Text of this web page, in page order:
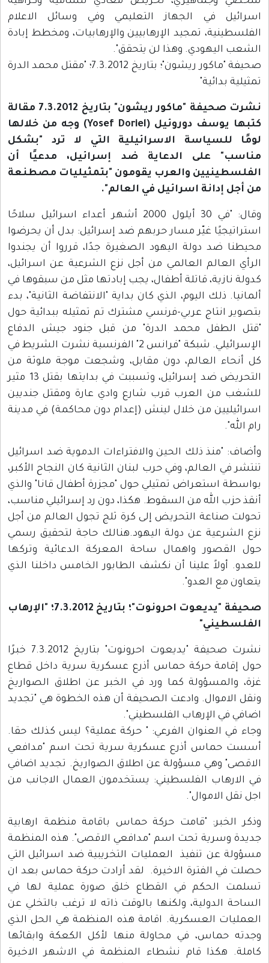
اسرائيل في الجهاز التعليمي وفي وسائل الاعلام
الفلسطينية، تمجيد الإرهابيين والإرهابيات، ومخطط إبادة
الشعب اليهودي. وهذا لن يتحقق".
صحيفة "ماكور ريشون"؛ بتاريخ 7.3.2012؛ "مقتل محمد الدرة
تمثيلية بدائية"
نشرت صحيفة "ماكور ريشون" بتاريخ 7.3.2012 مقالة
كتبها يوسف دوروئيل (Yosef Doriel) وجه من خلالها
لومًا للسياسة الاسرائيلية التي لا ترد "بشكل
مناسب" على الدعاية ضد إسرائيل، مدعيًا أن
الفلسطينيين والعرب يقومون "بتمثيليات مصطنعة
من أجل إدانة اسرائيل في العالم".
وقال: "في 30 أيلول 2000 أشهر أعداء اسرائيل سلاحًا
استراتيجيًا غيّر مسار حربهم ضد إسرائيل: بدل أن يحرضوا
محيطنا ضد دولة اليهود الصغيرة جدًا، قرروا أن يجندوا
الرأي العالم العالمي من أجل نزع الشرعية عن اسرائيل،
كدولة نازية، قاتلة أطفال، يجب إبادتها مثل من سبقوها في
ألمانيا. ذلك اليوم، الذي كان بداية "الانتفاضة الثانية"، بدء
بتصوير انتاج عربي-فرنسي مشترك تم تمثيله ببدائية حول
"قتل الطفل محمد الدرة" من قبل جنود جيش الدفاع
الإسرائيلي. شبكة "فرانس 2" الفرنسية نشرت الشريط في
كل أنحاء العالم، دون مقابل، وشجعت موجة ملوثة من
التحريض ضد إسرائيل، وتسببت في بدايتها بقتل 13 مثير
للشغب من العرب قرب شارع وادي عارة ومقتل جنديين
اسرائيليين من خلال لينش (إعدام دون محاكمة) في مدينة
رام الله".
وأضاف: "منذ ذلك الحين والافتراءات الدموية ضد اسرائيل
تنتشر في العالم، وفي حرب لبنان الثانية كان النجاح الأكبر،
بواسطة استعراض تمثيلي حول "مجزرة أطفال قانا" والذي
أنقذ حزب الله من السقوط. هكذا، دون رد إسرائيلي مناسب،
تحولت صناعة التحريض إلى كرة ثلج تجول العالم من أجل
نزع الشرعية عن دولة اليهود.هنالك حاجة لتحقيق رسمي
حول القصور واهمال ساحة المعركة الدعائية وتركها
للعدو. أولاً علينا أن نكشف الطابور الخامس داخلنا الذي
يتعاون مع العدو".
صحيفة "يديعوت احرونوت"؛ بتاريخ 7.3.2012؛ "الإرهاب
الفلسطيني"
نشرت صحيفة "يديعوت احرونوت" بتاريخ 7.3.2012 خبرًا
حول إقامة حركة حماس أذرع عسكرية سرية داخل قطاع
غزة، والمسؤولة كما ورد في الخبر عن اطلاق الصواريخ
ونقل الاموال. وادعت الصحيفة أن هذه الخطوة هي "تجديد
اضافي في الإرهاب الفلسطيني".
وجاء في العنوان الفرعي: " حركة عملية؟ ليس كذلك حقا.
أسست حماس أذرع عسكرية سرية تحت اسم "مدافعي
الاقصى" وهي مسؤولة عن اطلاق الصواريخ. تجديد اضافي
في الارهاب الفلسطيني: يستخدمون العمال الاجانب من
اجل نقل الاموال".
وذكر الخبر: "قامت حركة حماس باقامة منظمة ارهابية
جديدة وسرية تحت اسم "مدافعي الاقصى". هذه المنظمة
مسؤولة عن تنفيذ العمليات التخريبية ضد اسرائيل التي
حصلت في الفترة الاخيرة. لقد أرادت حركة حماس بعد ان
تسلمت الحكم في القطاع خلق صورة عملية لها في
الساحة الدولية، ولكنها بالوقت ذاته لا ترغب بالتخلي عن
العمليات العسكرية. اقامة هذه المنظمة هي الحل الذي
وجدته حماس، في محاولة منها لأكل الكعكة وابقائها
كاملة. هكذا قام نشطاء المنظمة في الاشهر الاخيرة